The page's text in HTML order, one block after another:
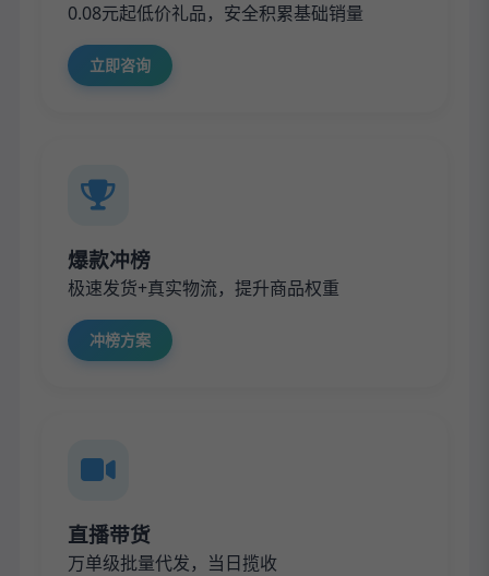
0.08元起低价礼品，安全积累基础销量
立即咨询
爆款冲榜
极速发货+真实物流，提升商品权重
冲榜方案
直播带货
万单级批量代发，当日揽收